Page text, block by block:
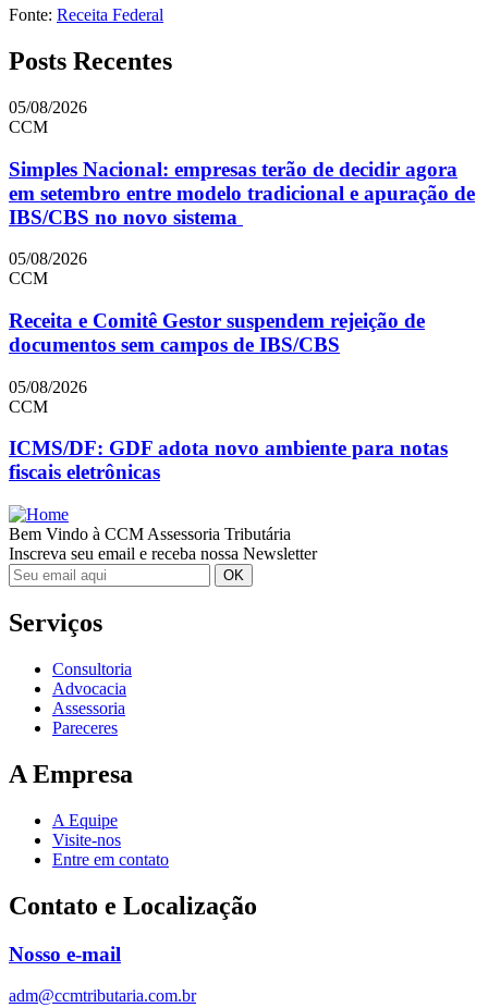
Fonte: Receita Federal
Posts Recentes
05/08/2026
CCM
Simples Nacional: empresas terão de decidir agora
em setembro entre modelo tradicional e apuração de
IBS/CBS no novo sistema
05/08/2026
CCM
Receita e Comitê Gestor suspendem rejeição de
documentos sem campos de IBS/CBS
05/08/2026
CCM
ICMS/DF: GDF adota novo ambiente para notas
fiscais eletrônicas
Bem Vindo à CCM Assessoria Tributária
Inscreva seu email e receba nossa Newsletter
Serviços
Consultoria
Advocacia
Assessoria
Pareceres
A Empresa
A Equipe
Visite-nos
Entre em contato
Contato e Localização
Nosso e-mail
adm@ccmtributaria.com.br